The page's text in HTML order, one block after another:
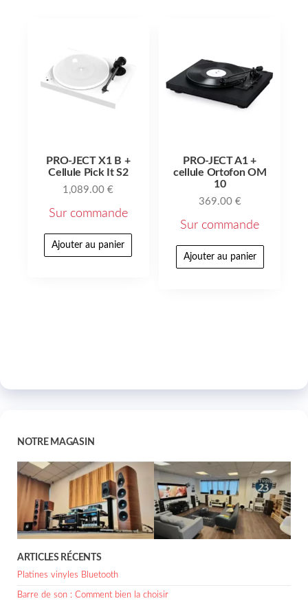
PRO-JECT X1 B +
Cellule Pick It S2
1,089.00€
Sur commande
Ajouter au panier
PRO-JECT A1 +
cellule Ortofon OM
10
369.00 €
Sur commande
Ajouter au panier
NOTRE MAGASIN
ARTICLES RÉCENTS
Platines vinyles Bluetooth
Barre de son : Comment bien la choisir